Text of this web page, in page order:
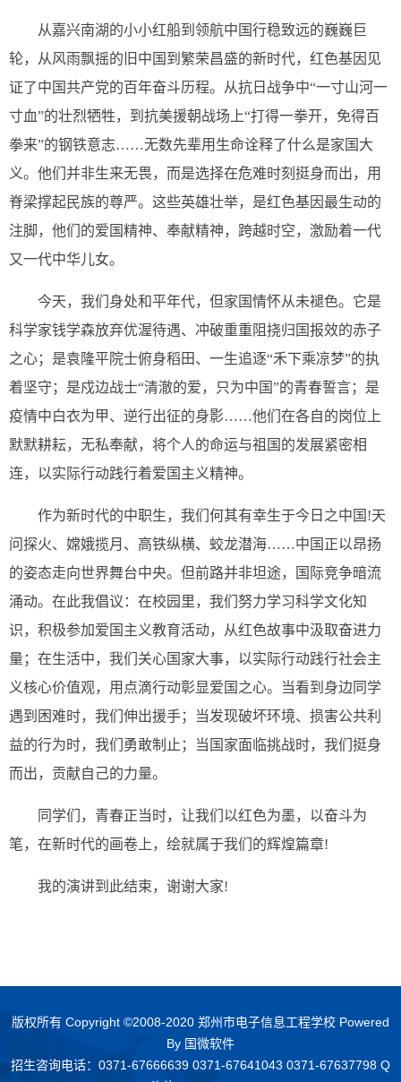
从嘉兴南湖的小小红船到领航中国行稳致远的巍巍巨
轮，从风雨飘摇的旧中国到繁荣昌盛的新时代，红色基因见
证了中国共产党的百年奋斗历程。从抗日战争中“一寸山河一
寸血”的壮烈牺牲，到抗美援朝战场上“打得一拳开，免得百
拳来”的钢铁意志……无数先辈用生命诠释了什么是家国大
义。他们并非生来无畏，而是选择在危难时刻挺身而出，用
脊梁撑起民族的尊严。这些英雄壮举，是红色基因最生动的
注脚，他们的爱国精神、奉献精神，跨越时空，激励着一代
又一代中华儿女。
今天，我们身处和平年代，但家国情怀从未褪色。它是
科学家钱学森放弃优渥待遇、冲破重重阻挠归国报效的赤子
之心；是袁隆平院士俯身稻田、一生追逐“禾下乘凉梦”的执
着坚守；是戍边战士“清澈的爱，只为中国”的青春誓言；是
疫情中白衣为甲、逆行出征的身影……他们在各自的岗位上
默默耕耘，无私奉献，将个人的命运与祖国的发展紧密相
连，以实际行动践行着爱国主义精神。
作为新时代的中职生，我们何其有幸生于今日之中国!天
问探火、嫦娥揽月、高铁纵横、蛟龙潜海……中国正以昂扬
的姿态走向世界舞台中央。但前路并非坦途，国际竞争暗流
涌动。在此我倡议：在校园里，我们努力学习科学文化知
识，积极参加爱国主义教育活动，从红色故事中汲取奋进力
量；在生活中，我们关心国家大事，以实际行动践行社会主
义核心价值观，用点滴行动彰显爱国之心。当看到身边同学
遇到困难时，我们伸出援手；当发现破坏环境、损害公共利
益的行为时，我们勇敢制止；当国家面临挑战时，我们挺身
而出，贡献自己的力量。
同学们，青春正当时，让我们以红色为墨，以奋斗为
笔，在新时代的画卷上，绘就属于我们的辉煌篇章!
我的演讲到此结束，谢谢大家!
版权所有 Copyright ©2008-2020 郑州市电子信息工程学校 Powered
By 国微软件
招生咨询电话：0371-67666639 0371-67641043 0371-67637798 Q